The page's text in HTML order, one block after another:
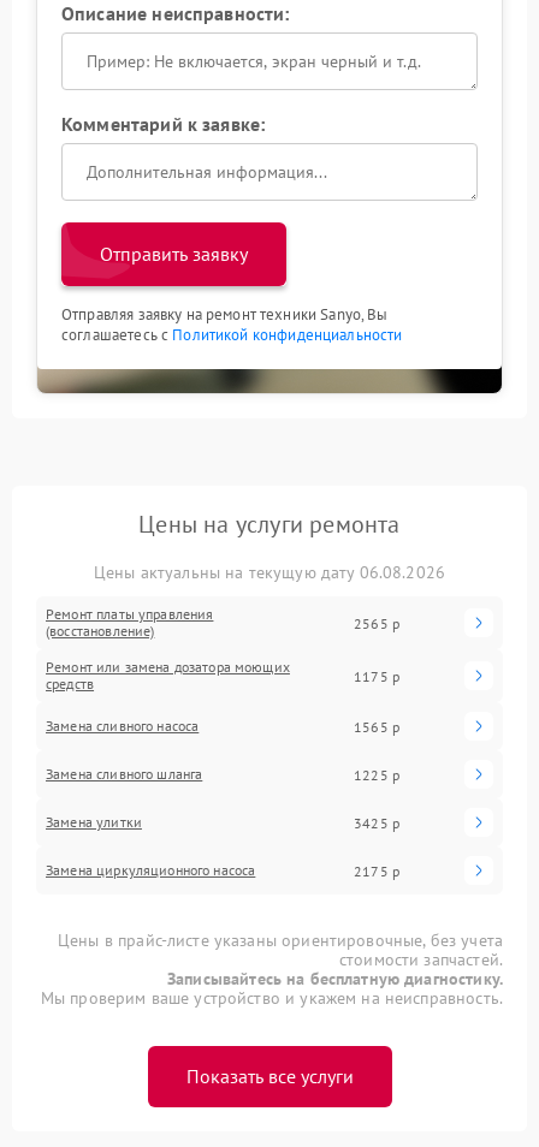
Описание неисправности:
Комментарий к заявке:
Отправить заявку
Отправляя заявку на ремонт техники Sanyo, Вы
соглашаетесь с Политикой конфиденциальности
Цены на услуги ремонта
Цены актуальны на текущую дату 06.08.2026
Ремонт платы управления
(восстановление)
2565 р
Ремонт или замена дозатора моющих
средств
1175 р
Замена сливного насоса 1565 р
Замена сливного шланга 1225 р
Замена улитки 3425 р
Замена циркуляционного насоса 2175 р
Цены в прайс-листе указаны ориентировочные, без учета
стоимости запчастей.
Записывайтесь на бесплатную диагностику.
Мы проверим ваше устройство и укажем на неисправность.
Показать все услуги